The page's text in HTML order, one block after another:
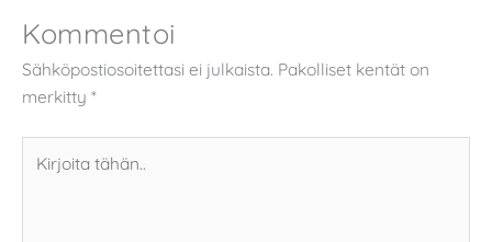
Kommentoi
Sähköpostiosoitettasi ei julkaista. Pakolliset kentät on
merkitty *
tähän..